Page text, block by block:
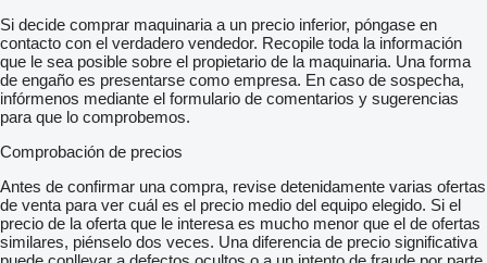
Si decide comprar maquinaria a un precio inferior, póngase en
contacto con el verdadero vendedor. Recopile toda la información
que le sea posible sobre el propietario de la maquinaria. Una forma
de engaño es presentarse como empresa. En caso de sospecha,
infórmenos mediante el formulario de comentarios y sugerencias
para que lo comprobemos.
Comprobación de precios
Antes de confirmar una compra, revise detenidamente varias ofertas
de venta para ver cuál es el precio medio del equipo elegido. Si el
precio de la oferta que le interesa es mucho menor que el de ofertas
similares, piénselo dos veces. Una diferencia de precio significativa